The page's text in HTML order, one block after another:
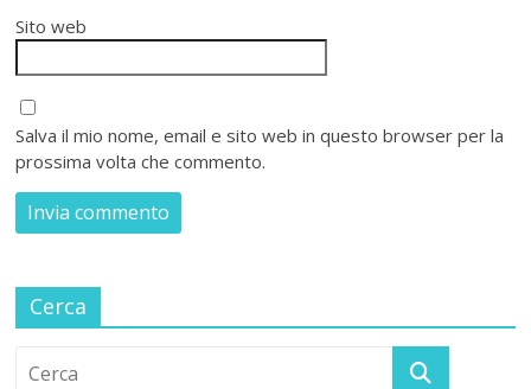
Sito web
Salva il mio nome, email e sito web in questo browser per la
prossima volta che commento.
Cerca